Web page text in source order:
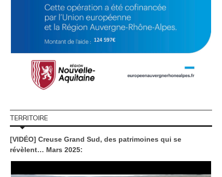
TERRITOIRE
[VIDÉO] Creuse Grand Sud, des patrimoines qui se
révèlent… Mars 2025: